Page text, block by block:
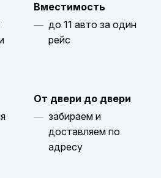
Вместимость
до 11 авто за один
рейс
От двери до двери
забираем и
доставляем по
адресу